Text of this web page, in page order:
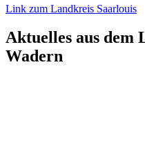
Link zum Landkreis Saarlouis
Aktuelles aus dem
Wadern